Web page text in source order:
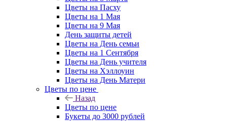
Цветы на Пасху
Цветы на 1 Мая
Цветы на 9 Мая
День защиты детей
Цветы на День семьи
Цветы на 1 Сентября
Цветы на День учителя
Цветы на Хэллоуин
Цветы на День Матери
Цветы по цене
Назад
Цветы по цене
Букеты до 3000 рублей